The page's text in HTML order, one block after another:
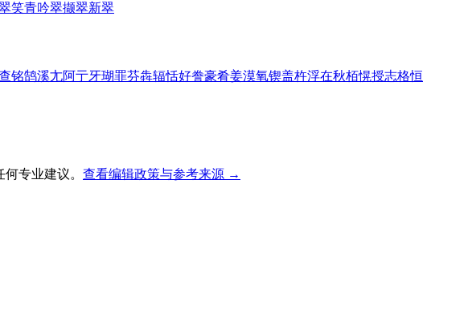
笑青吟翠撷翠新翠
铭鹄溪尢阿亍牙瑚罪芬犇辐恬好誊豪肴姜漠氧锲盖杵浮在秋栢愰授志格恒
专业建议。 查看编辑政策与参考来源 →